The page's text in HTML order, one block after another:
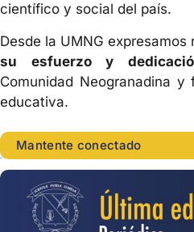
científico y social del país.
Desde la UMNG expresamos
su esfuerzo y
Comunidad Neogranadina
educativa.
Mantente conectado